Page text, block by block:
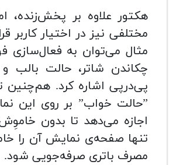
هکتور علاوه بر پخش‌زنده،
مختلفی نیز در اختیار کاربر
مثال می‌توان به فعال‌سازی
چکاندن شاتر، حالت بالب
پی‌در‌پی اشاره کرد. هم‌چنین
”حالت خواب” بر روی این
اجازه می‌دهد تا بدون
تنها صفحه‌ی نمایش آن را
مصرف باتری صرفه‌جویی شود. ‌